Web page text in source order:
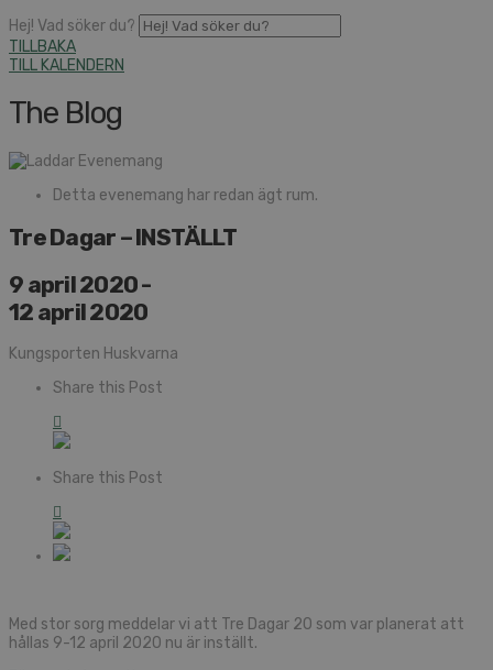
Hej! Vad söker du?
TILLBAKA
TILL KALENDERN
The Blog
Detta evenemang har redan ägt rum.
Tre Dagar – INSTÄLLT
9 april 2020-
12 april 2020
Kungsporten Huskvarna
Share this Post
Share this Post
Med stor sorg meddelar vi att Tre Dagar 20 som var planerat att
hållas 9-12 april 2020 nu är inställt.